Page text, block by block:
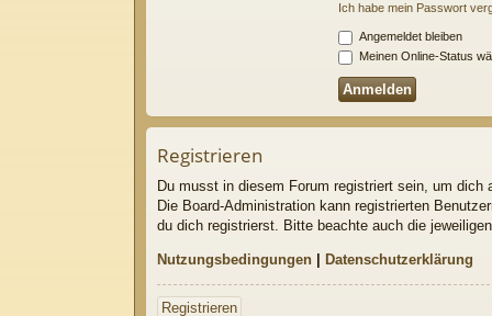
Ich habe mein Passwort
Angemeldet bleiben
Meinen Online-Status
Registrieren
Du musst in diesem Forum registriert sein, um dich
Die Board-Administration kann registrierten
du dich registrierst. Bitte beachte auch die
Nutzungsbedingungen Datenschutzerklärung
Registrieren